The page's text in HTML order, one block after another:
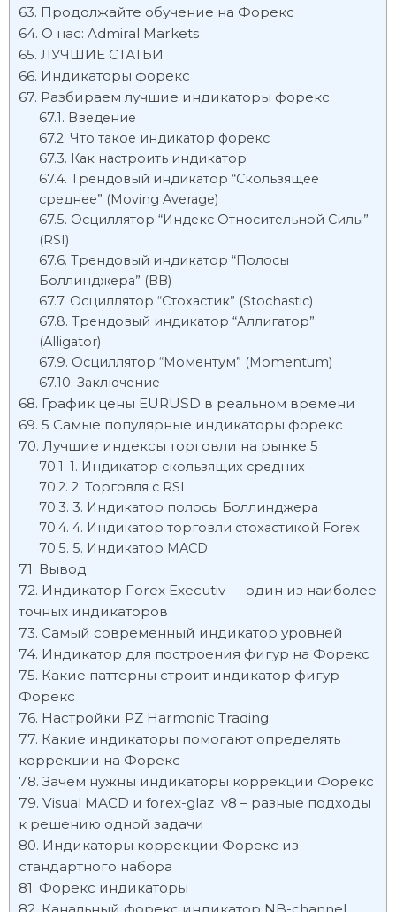
Продолжайте обучение на Форекс
О нас: Admiral Markets
ЛУЧШИЕ СТАТЬИ
Индикаторы форекс
Разбираем лучшие индикаторы форекс
Введение
Что такое индикатор форекс
Как настроить индикатор
Трендовый индикатор “Скользящее
среднее” (Moving Average)
Осциллятор “Индекс Относительной Силы”
(RSI)
Трендовый индикатор “Полосы
Боллинджера” (ВВ)
Осциллятор “Стохастик” (Stochastic)
Трендовый индикатор “Аллигатор”
(Alligator)
Осциллятор “Моментум” (Momentum)
Заключение
График цены EURUSD в реальном времени
5 Самые популярные индикаторы форекс
Лучшие индексы торговли на рынке 5
1. Индикатор скользящих средних
2. Торговля с RSI
3. Индикатор полосы Боллинджера
4. Индикатор торговли стохастикой Forex
5. Индикатор MACD
Вывод
Индикатор Forex Executiv — один из наиболее
точных индикаторов
Самый современный индикатор уровней
Индикатор для построения фигур на Форекс
Какие паттерны строит индикатор фигур
Форекс
Настройки PZ Harmonic Trading
Какие индикаторы помогают определять
коррекции на Форекс
Зачем нужны индикаторы коррекции Форекс
Visual MACD и forex-glaz_v8 – разные подходы
к решению одной задачи
Индикаторы коррекции Форекс из
стандартного набора
Форекс индикаторы